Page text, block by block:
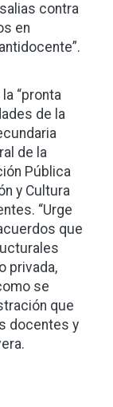
contra
en
“pronta
de la
de la
Pública
y Cultura
“Urge
que
privada,
se
que
docentes y